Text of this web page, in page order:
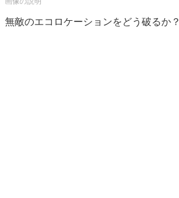
無敵のエコロケーションをどう破るか？